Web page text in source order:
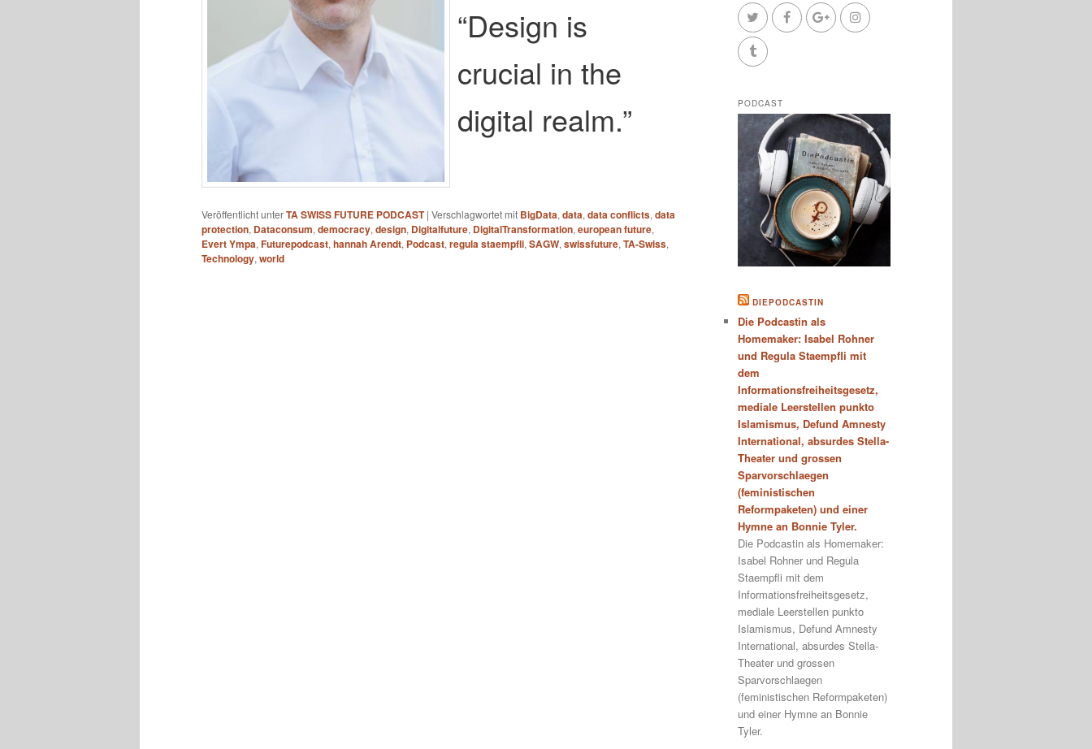
“Design is
crucial in the
digital realm.”
Veröffentlicht unterTA SWISS FUTURE PODCAST | Verschlagwortet mit BigData, data, data conflicts, data
protection, Dataconsum, democracy, design, Digitalfuture, DigitalTransformation, european future,
Evert Ympa, Futurepodcast, hannah Arendt, Podcast, regula staempfli, SAGW, swissfuture, TA-Swiss,
Technology, world
PODCAST
DIEPODCASTIN
Die Podcastin als
Homemaker: Isabel Rohner
und Regula Staempfli mit
dem
Informationsfreiheitsgesetz,
mediale Leerstellen punkto
Islamismus, Defund Amnesty
International, absurdes Stella-
Theater und grossen
Sparvorschlaegen
(feministischen
Reformpaketen) und einer
Hymne an Bonnie Tyler.
Die Podcastin als Homemaker:
Isabel Rohner und Regula
Staempfli mit dem
Informationsfreiheitsgesetz,
mediale Leerstellen punkto
Islamismus, Defund Amnesty
International, absurdes Stella-
Theater und grossen
Sparvorschlaegen
(feministischen Reformpaketen)
und einer Hymne an Bonnie
Tyler.